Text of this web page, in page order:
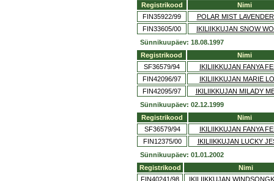
Registrikood
Nimi
FIN35922/99
POLAR MIST
FIN33605/00
IKILIIKKUJAN SNOW
Sünnikuupäev: 18.08.1997
Registrikood
Nimi
SF36579/94
IKILIIKKUJAN FANYA
FIN42096/97
IKILIIKKUJAN MARIE
FIN42095/97
IKILIIKKUJAN MILADY
Sünnikuupäev: 02.12.1999
Registrikood
Nimi
SF36579/94
IKILIIKKUJAN FANYA
FIN12375/00
IKILIIKKUJAN LUCKY
Sünnikuupäev: 01.01.2002
Registrikood
Nimi
FIN40241/98
IKILIIKKUJAN